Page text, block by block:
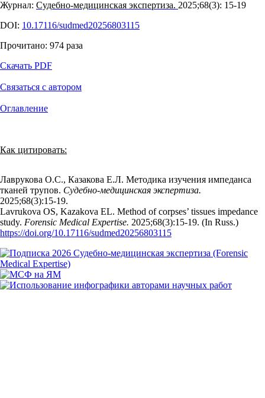
Журнал: Судебно-медицинская экспертиза. 2025;68(3): 15‑19
DOI: 10.17116/sudmed20256803115
Прочитано: 974 раза
Скачать PDF
Связаться с автором
Оглавление
Как цитировать:
Лаврукова О.С., Казакова Е.Л. Методика изучения импеданса
тканей трупов. Судебно-медицинская экспертиза.
2025;68(3):15‑19.
Lavrukova OS, Kazakova EL. Method of corpses’ tissues impedance
study. Forensic Medical Expertise. 2025;68(3):15‑19. (In Russ.)
https://doi.org/10.17116/sudmed20256803115